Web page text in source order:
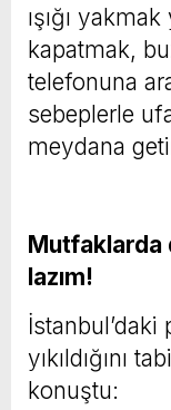
ışığı yakmak
kapatmak,
telefonuna
sebeplerle
meydana
Mutfaklarda
lazım!
İstanbul’daki
yıkıldığını
konuştu: